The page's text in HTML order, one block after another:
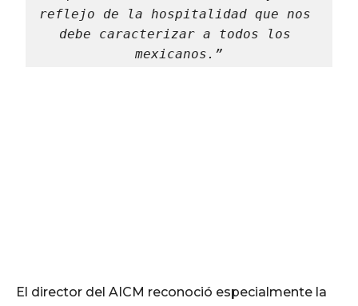
reflejo de la hospitalidad que nos
debe caracterizar a todos los
mexicanos.”
El director del AICM reconoció especialmente la